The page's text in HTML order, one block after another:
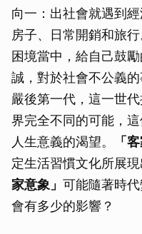
向一：出社會就遇到
房子、日常開銷和旅
困境當中，給自己鼓
誠，對於社會不公義
嚴後第一代，這一世
界完全不同的可能，
人生意義的渴望。
「
定生活習慣文化所展
家意象」 可能隨著時
會有多少的影響？